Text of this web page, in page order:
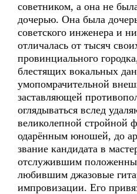
советником, а она не
дочерью. Она была
советского инженера и
отличалась от тысяч
провинциального
блестящих вокальных
умопомрачительной
заставляющей
оглядываться вслед
великолепной стройной
одарённым юношей, до
звание кандидата в
отслужившим
любившим джазовые
импровизации. Его